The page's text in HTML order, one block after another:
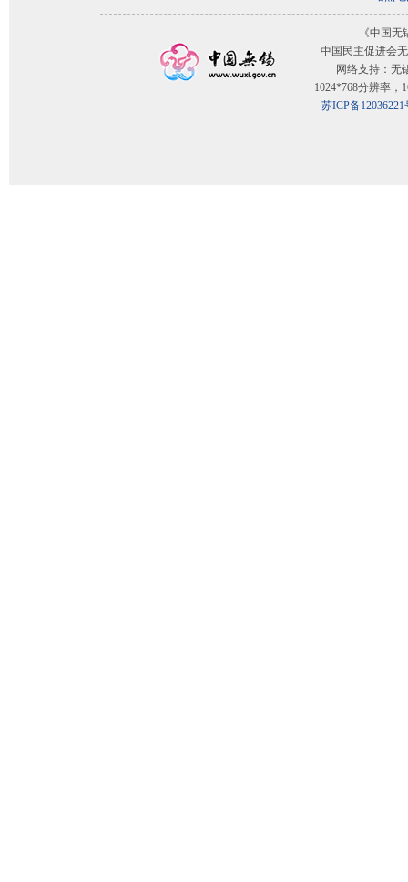
《中国
中国民主促进会
网络支持：无
1024*768分辨率，
苏ICP备12036221